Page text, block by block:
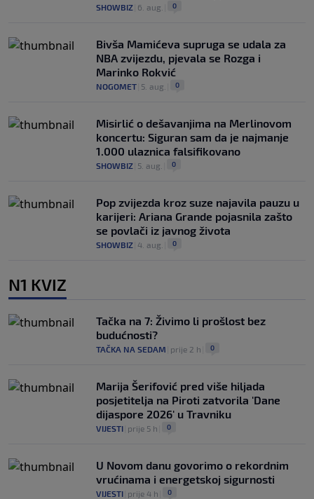
SHOWBIZ 6. aug. 0
Bivša Mamićeva supruga se udala za
NBA zvijezdu, pjevala se Rozga i
Marinko Rokvić
NOGOMET 5. aug. 0
Misirlić o dešavanjima na Merlinovom
koncertu: Siguran sam da je najmanje
1.000 ulaznica falsifikovano
SHOWBIZ 5. aug. 0
Pop zvijezda kroz suze najavila pauzu u
karijeri: Ariana Grande pojasnila zašto
se povlači iz javnog života
SHOWBIZ 4. aug. 0
N1 KVIZ
Tačka na 7: Živimo li prošlost bez
budućnosti?
TAČKA NA SEDAM prije 2 h 0
Marija Šerifović pred više hiljada
posjetitelja na Piroti zatvorila 'Dane
dijaspore 2026' u Travniku
VIJESTI prije 5 h 0
U Novom danu govorimo o rekordnim
vrućinama i energetskoj sigurnosti
VIJESTI prije 4 h 0